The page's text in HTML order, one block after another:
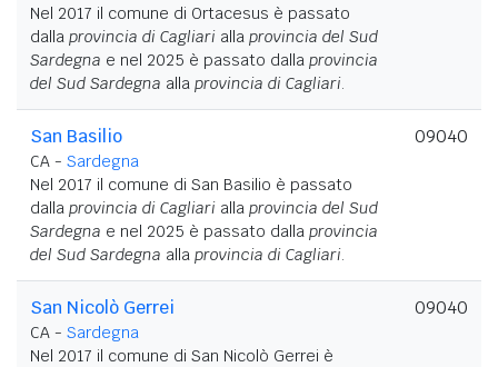
Nel 2017 il comune di Ortacesus è passato
dalla provincia di Cagliari alla provincia del Sud
Sardegna e nel 2025 è passato dalla provincia
del Sud Sardegna alla provincia di Cagliari.
San Basilio
CA - Sardegna
Nel 2017 il comune di San Basilio è passato
dalla provincia di Cagliari alla provincia del Sud
Sardegna e nel 2025 è passato dalla provincia
del Sud Sardegna alla provincia di Cagliari.
09040
San Nicolò Gerrei
CA - Sardegna
Nel 2017 il comune di San Nicolò Gerrei è
09040